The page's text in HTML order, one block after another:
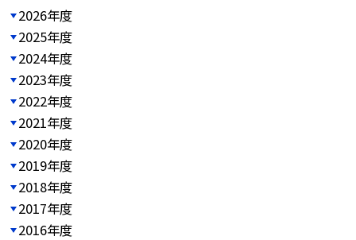
2026年度
2025年度
2024年度
2023年度
2022年度
2021年度
2020年度
2019年度
2018年度
2017年度
2016年度